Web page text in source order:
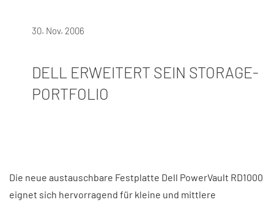
30. Nov. 2006
DELL ERWEITERT SEIN STORAGE-
PORTFOLIO
Die neue austauschbare Festplatte Dell PowerVault RD1000
eignet sich hervorragend für kleine und mittlere